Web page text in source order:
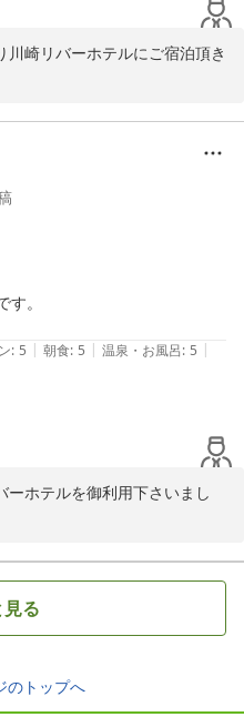
崎リバーホテルにご宿泊頂き
スタッフに有難いお言葉を頂
。
感想は、今後も参考にさせて
、これからもお客様が快適に
の向上に努めて参ります。
をお運び下さい。
おります。
: 5 | 朝食: 5 | 温泉・お風呂: 5 |
ーホテルを御利用下さいまし
葉を頂き、大変光栄でございま
。
見る
のトップへ